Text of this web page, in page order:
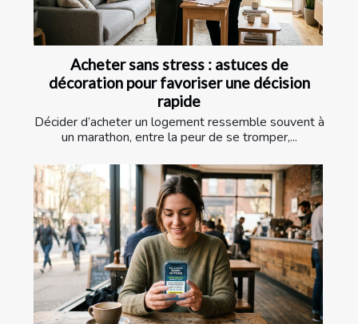
Acheter sans stress : astuces de
décoration pour favoriser une décision
rapide
Décider d’acheter un logement ressemble souvent à
un marathon, entre la peur de se tromper,...